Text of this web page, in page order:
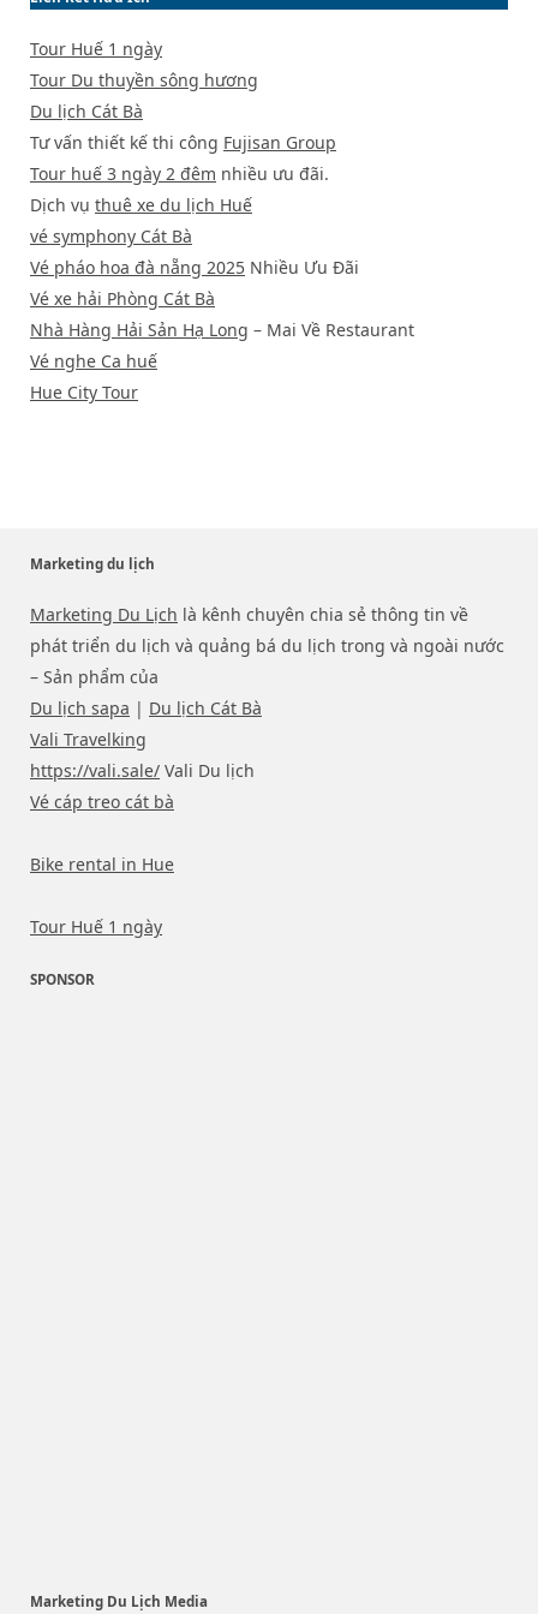
Tour Huế 1 ngày
Tour Du thuyền sông hương
Du lịch Cát Bà
Tư vấn thiết kế thi công Fujisan Group
Tour huế 3 ngày 2 đêm nhiều ưu đãi.
Dịch vụ thuê xe du lịch Huế
vé symphony Cát Bà
Vé pháo hoa đà nẵng 2025 Nhiều Ưu Đãi
Vé xe hải Phòng Cát Bà
Nhà Hàng Hải Sản Hạ Long – Mai Về Restaurant
Vé nghe Ca huế
Hue City Tour
Marketing du lịch
Marketing Du Lịch là kênh chuyên chia sẻ thông tin về
phát triển du lịch và quảng bá du lịch trong và ngoài nước
– Sản phẩm của
Du lịch sapa | Du lịch Cát Bà
Vali Travelking
https://vali.sale/ Vali Du lịch
Vé cáp treo cát bà
Bike rental in Hue
Tour Huế 1 ngày
SPONSOR
Marketing Du Lịch Media